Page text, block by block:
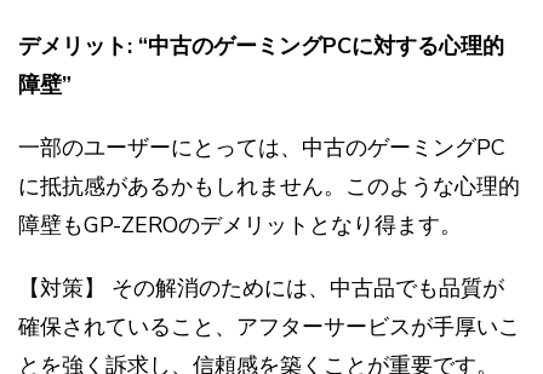
デメリット: “中古のゲーミングPCに対する心理的
障壁”
一部のユーザーにとっては、中古のゲーミングPC
に抵抗感があるかもしれません。このような心理的
障壁もGP-ZEROのデメリットとなり得ます。
【対策】 その解消のためには、中古品でも品質が
確保されていること、アフターサービスが手厚いこ
とを強く訴求し、信頼感を築くことが重要です。